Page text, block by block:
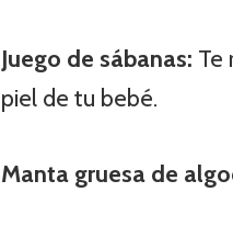
Juego de sábanas: Te
piel de tu bebé.
Manta gruesa de